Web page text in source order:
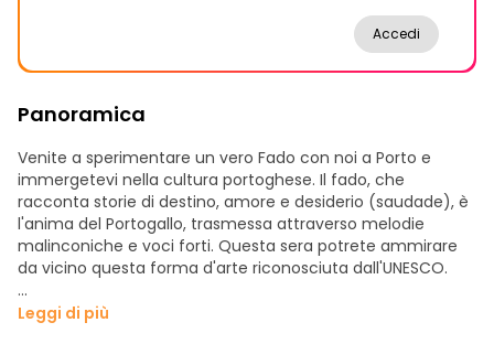
Accedi
Panoramica
Venite a sperimentare un vero Fado con noi a Porto e
immergetevi nella cultura portoghese. Il fado, che
racconta storie di destino, amore e desiderio (saudade), è
l'anima del Portogallo, trasmessa attraverso melodie
malinconiche e voci forti. Questa sera potrete ammirare
da vicino questa forma d'arte riconosciuta dall'UNESCO.
La cornice della serata è una tradizionale e accogliente
Leggi di più